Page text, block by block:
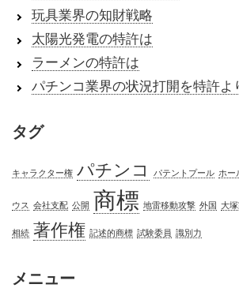
玩具業界の知財戦略
太陽光発電の特許は
ラーメンの特許は
パチンコ業界の状況打開を特許よ
タグ
キャラクター権 パチンコ パテントプール ホー
ウス 会社支配 公開 商標 地雷移動攻撃 外国 大
相続 著作権 記述的商標 試験委員 識別力
メニュー